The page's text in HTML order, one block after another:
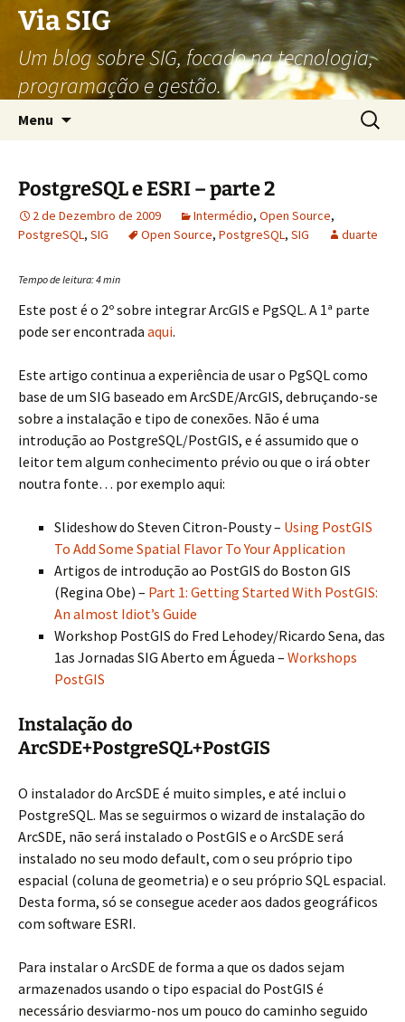
Via SIG
Um blog sobre SIG, focado na tecnologia,
programação e gestão.
Menu
por:
PostgreSQL e ESRI – parte 2
2 de Dezembro de 2009 Intermédio, Open Source,
PostgreSQL, SIG Open Source, PostgreSQL, SIG duarte
Tempo de leitura:4min
Este post é o 2º sobre integrar ArcGIS e PgSQL. A 1ª parte
pode ser encontrada aqui.
Este artigo continua a experiência de usar o PgSQL como
base de um SIG baseado em ArcSDE/ArcGIS, debruçando-se
sobre a instalação e tipo de conexões. Não é uma
introdução ao PostgreSQL/PostGIS, e é assumido que o
leitor tem algum conhecimento prévio ou que o irá obter
noutra fonte… por exemplo aqui:
Slideshow do Steven Citron-Pousty – Using PostGIS
To Add Some Spatial Flavor To Your Application
Artigos de introdução ao PostGIS do Boston GIS
(Regina Obe) – Part 1: Getting Started With PostGIS:
An almost Idiot’s Guide
Workshop PostGIS do Fred Lehodey/Ricardo Sena, das
1as Jornadas SIG Aberto em Águeda – Workshops
PostGIS
Instalação do
ArcSDE+PostgreSQL+PostGIS
O instalador do ArcSDE é muito simples, e até inclui o
PostgreSQL. Mas se seguirmos o wizard de instalação do
ArcSDE, não será instalado o PostGIS e o ArcSDE será
instalado no seu modo default, com o seu próprio tipo
espacial (coluna de geometria) e o seu próprio SQL espacial.
Desta forma, só se consegue aceder aos dados geográficos
com software ESRI.
Para instalar o ArcSDE de forma a que os dados sejam
armazenados usando o tipo espacial do PostGIS é
necessário desviarmo-nos um pouco do caminho seguido